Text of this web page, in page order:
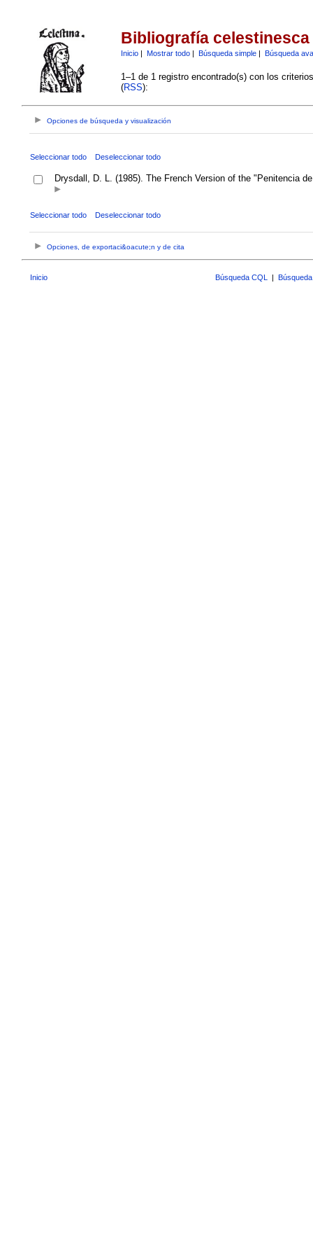
Bibliografía celestinesca
Inicio| Mostrar todo| Búsqueda simple| Búsqueda
1–1 de 1 registro encontrado(s) con los
(RSS):
Opciones de búsqueda y visualización
Seleccionar todo Deseleccionar todo
Drysdall, D. L. (1985). The French Version of the "Penitencia
Seleccionar todo Deseleccionar todo
Opciones, de exportaci&oacute;n y de cita
Inicio Búsqueda CQL |